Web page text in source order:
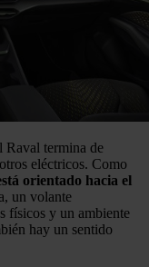
Raval termina de
eléctricos. Como
orientado hacia el
un volante
físicos y un ambiente
hay un sentido